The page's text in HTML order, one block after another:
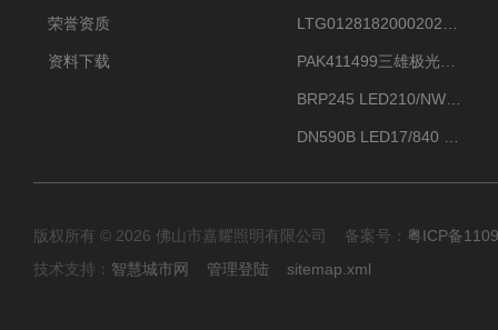
荣誉资质
资料下载
版权所有 © 2026 佛山市嘉耀照明有限公司 备案号： 粤ICP备
技术支持： 智慧城市网 管理登陆 sitemap.xml